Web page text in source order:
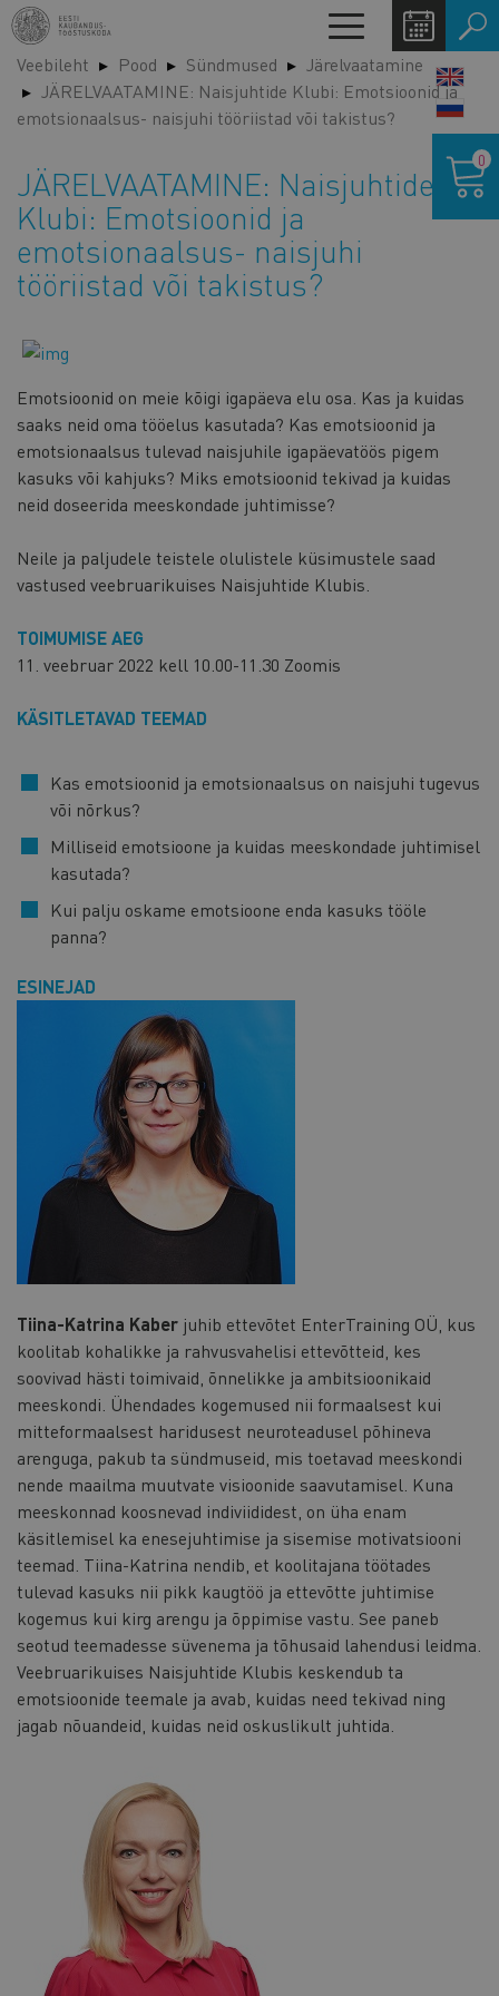
Liigu
edasi
põhisisu
juurde
Toggle
navigation
Veebileht Pood Sündmused
Järelvaatamine
JÄRELVAATAMINE: Naisjuhtide Klubi: Emotsioonid ja
emotsionaalsus- naisjuhi tööriistad või takistus?
JÄRELVAATAMINE: Naisjuhtide
Klubi: Emotsioonid ja
emotsionaalsus- naisjuhi
tööriistad või takistus?
Emotsioonid on meie kõigi igapäeva elu osa. Kas ja kuidas
saaks neid oma tööelus kasutada? Kas emotsioonid ja
emotsionaalsus tulevad naisjuhile igapäevatöös pigem
kasuks või kahjuks? Miks emotsioonid tekivad ja kuidas
neid doseerida meeskondade juhtimisse?
Neile ja paljudele teistele olulistele küsimustele saad
vastused veebruarikuises Naisjuhtide Klubis.
TOIMUMISE AEG
11. veebruar 2022 kell 10.00-11.30 Zoomis
KÄSITLETAVAD TEEMAD
Kas emotsioonid ja emotsionaalsus on naisjuhi tugevus
või nõrkus?
Milliseid emotsioone ja kuidas meeskondade juhtimisel
kasutada?
Kui palju oskame emotsioone enda kasuks tööle
panna?
ESINEJAD
Tiina-Katrina Kaber juhib ettevõtet EnterTraining OÜ, kus
koolitab kohalikke ja rahvusvahelisi ettevõtteid, kes
soovivad hästi toimivaid, õnnelikke ja ambitsioonikaid
meeskondi. Ühendades kogemused nii formaalsest kui
mitteformaalsest haridusest neuroteadusel põhineva
arenguga, pakub ta sündmuseid, mis toetavad meeskondi
nende maailma muutvate visioonide saavutamisel. Kuna
meeskonnad koosnevad indiviididest, on üha enam
käsitlemisel ka enesejuhtimise ja sisemise motivatsiooni
teemad. Tiina-Katrina nendib, et koolitajana töötades
tulevad kasuks nii pikk kaugtöö ja ettevõtte juhtimise
kogemus kui kirg arengu ja õppimise vastu. See paneb
seotud teemadesse süvenema ja tõhusaid lahendusi leidma.
Veebruarikuises Naisjuhtide Klubis keskendub ta
emotsioonide teemale ja avab, kuidas need tekivad ning
jagab nõuandeid, kuidas neid oskuslikult juhtida.
0